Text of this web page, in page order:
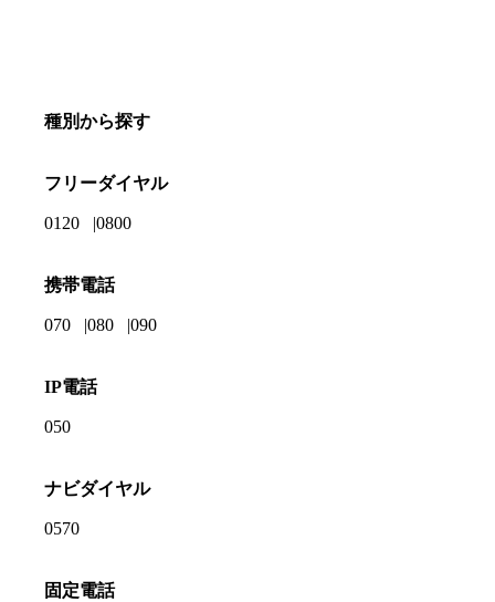
種別から探す
フリーダイヤル
0120 0800
携帯電話
070 080 090
IP電話
050
ナビダイヤル
0570
固定電話